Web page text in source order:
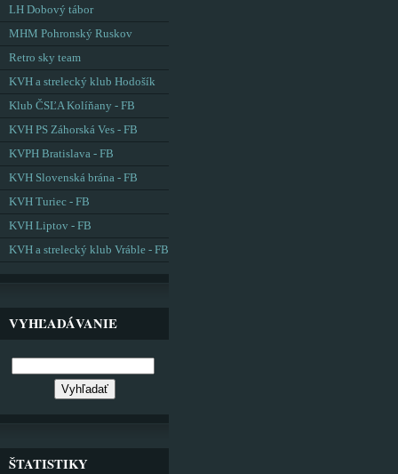
LH Dobový tábor
MHM Pohronský Ruskov
Retro sky team
KVH a strelecký klub Hodošík
Klub ČSĽA Kolíňany - FB
KVH PS Záhorská Ves - FB
KVPH Bratislava - FB
KVH Slovenská brána - FB
KVH Turiec - FB
KVH Liptov - FB
KVH a strelecký klub Vráble - FB
VYHĽADÁVANIE
ŠTATISTIKY